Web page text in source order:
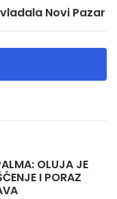
Novi Pazar
OLUJA JE
I PORAZ